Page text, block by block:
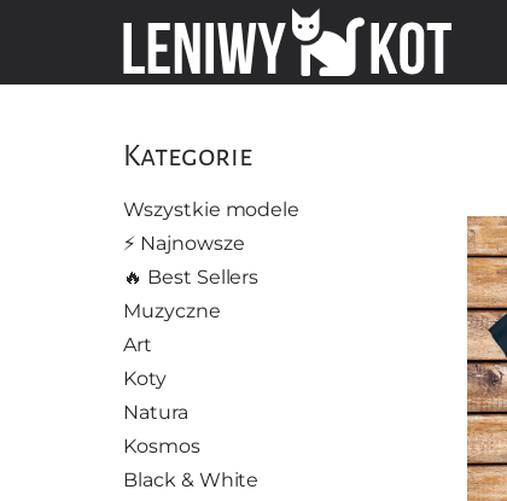
Kategorie
Wszystkie modele
⚡️ Najnowsze
🔥 Best Sellers
Muzyczne
Art
Koty
Natura
Kosmos
Black & White